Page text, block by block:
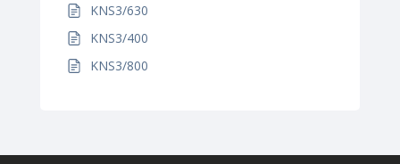
KNS3/630
KNS3/400
KNS3/800